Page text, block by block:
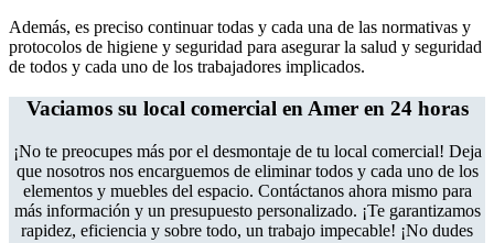
Además, es preciso continuar todas y cada una de las normativas y
protocolos de higiene y seguridad para asegurar la salud y seguridad
de todos y cada uno de los trabajadores implicados.
Vaciamos su local comercial en Amer en 24 horas
¡No te preocupes más por el desmontaje de tu local comercial! Deja
que nosotros nos encarguemos de eliminar todos y cada uno de los
elementos y muebles del espacio. Contáctanos ahora mismo para
más información y un presupuesto personalizado. ¡Te garantizamos
rapidez, eficiencia y sobre todo, un trabajo impecable! ¡No dudes